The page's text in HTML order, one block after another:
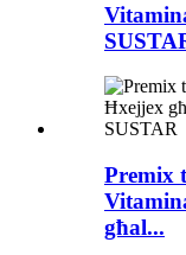
Premix
għal...